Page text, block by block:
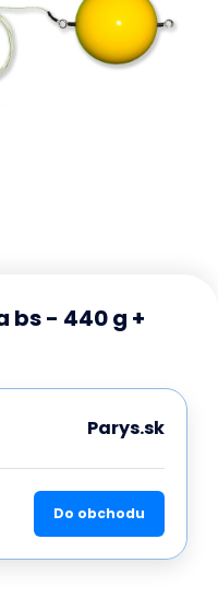
bs - 440 g +
Parys.sk
Do obchodu